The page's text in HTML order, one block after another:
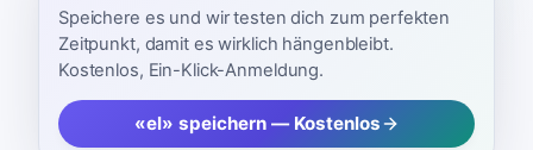
Speichere es und wir testen dich zum perfekten
Zeitpunkt, damit es wirklich hängenbleibt.
Kostenlos, Ein-Klick-Anmeldung.
«el» speichern — Kostenlos